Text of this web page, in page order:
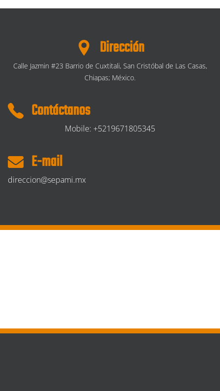
Dirección
Calle Jazmin #23 Barrio de Cuxtitali, San Cristóbal de Las Casas,
Chiapas; México.
Contáctanos
Mobile: +5219671805345
E-mail
direccion@sepami.mx